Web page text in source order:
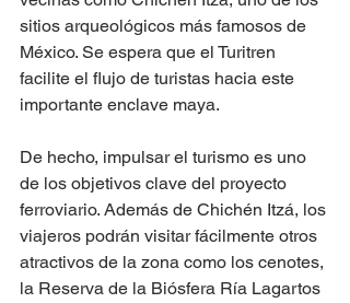
sitios arqueológicos más famosos de
México. Se espera que el Turitren
facilite el flujo de turistas hacia este
importante enclave maya.
De hecho, impulsar el turismo es uno
de los objetivos clave del proyecto
ferroviario. Además de Chichén Itzá, los
viajeros podrán visitar fácilmente otros
atractivos de la zona como los cenotes,
la Reserva de la Biósfera Ría Lagartos